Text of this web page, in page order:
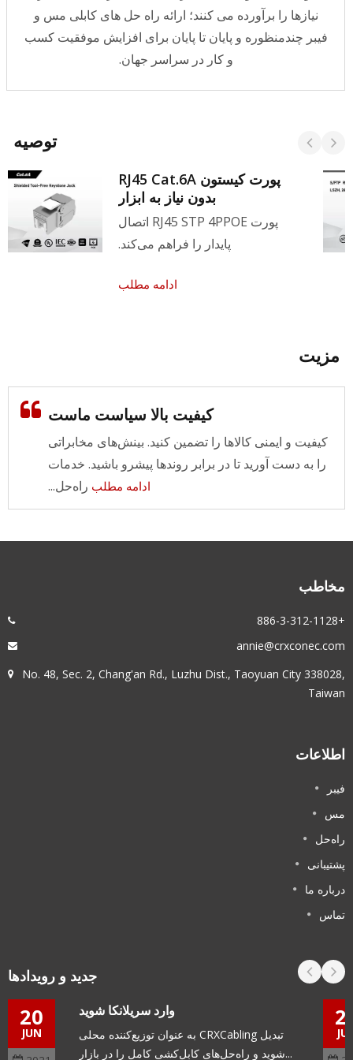
نیازها را برآورده می کنند؛ ارائه راه حل های کابلی مس و
فیبر چندمنظوره و پایان تا پایان برای افزایش موفقیت کسب
و کار در سراسر جهان.
توصیه
پورت کیستون RJ45 Cat.6A
بدون نیاز به ابزار
پورت RJ45 STP 4PPOE اتصال
پایدار را فراهم می‌کند.
ادامه مطلب
کیفیت بالا سیاست ماست
کیفیت و ایمنی کالاها را تضمین کنید. بینش‌های مخابراتی
را به دست آورید تا در برابر روندها پیشرو باشید. خدمات
راه‌حل... ادامه مطلب
No. 48, Sec. 2, Chang'an Rd., Luzhu Dist., Taoyuan City
ما
جدید و رویدادها
20
JUN
وارد سریلانکا شوید
به عنوان توزیع‌کننده محلی CRXCabling تبدیل